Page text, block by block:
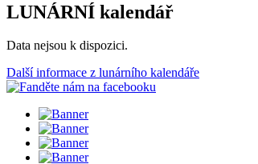
LUNÁRNÍ kalendář
Data nejsou k dispozici.
Další informace z lunárního kalendáře